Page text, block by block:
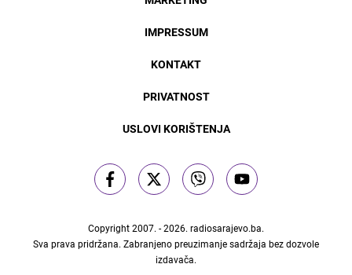
IMPRESSUM
KONTAKT
PRIVATNOST
USLOVI KORIŠTENJA
Copyright 2007. - 2026. radiosarajevo.ba.
Sva prava pridržana. Zabranjeno preuzimanje sadržaja bez dozvole
izdavača.